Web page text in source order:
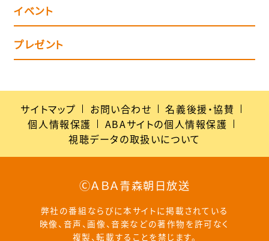
イベント
プレゼント
サイトマップ お問い合わせ
名義後援・協賛
個人情報保護
ABAサイトの個人情報保護
視聴データの取扱いについて
ⒸＡＢＡ青森朝日放送
弊社の番組ならびに本サイトに掲載されている
映像、音声、画像、音楽などの著作物を許可なく
複製、転載することを禁じます。